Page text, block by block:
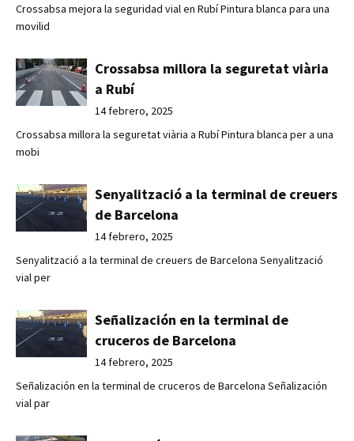
Crossabsa mejora la seguridad vial en Rubí Pintura blanca para una
movilid
Crossabsa millora la seguretat viària
a Rubí
14 febrero, 2025
Crossabsa millora la seguretat viària a Rubí Pintura blanca per a una
mobi
Senyalització a la terminal de creuers
de Barcelona
14 febrero, 2025
Senyalització a la terminal de creuers de Barcelona Senyalització
vial per
Señalización en la terminal de
cruceros de Barcelona
14 febrero, 2025
Señalización en la terminal de cruceros de Barcelona Señalización
vial par